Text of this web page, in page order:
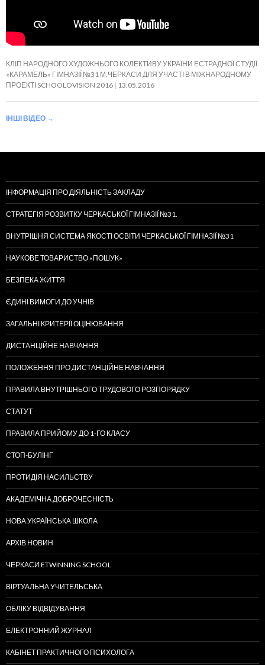
КЛІП НАРОДНОГО ХУДОЖНЬОГО КОЛЕКТИВУ УКРАЇНИ ЕСТРАДНОЇ СТУДІЇ
«КАРАМЕЛЬ» ГІМНАЗІЇ №31 М.ЧЕРКАСИ ДЛЯ УЧАСТІ В МІЖНАРОДНОМУ
ПРОЕКТІ SCHOOLOVISION 2016
13.05.2016
ІНШІ ВІДЕО →
ІНФОРМАЦІЯ ПРО ДІЯЛЬНІСТЬ ЗАКЛАДУ
СТРАТЕГІЯ РОЗВИТКУ ЧЕРКАСЬКОЇ ГІМНАЗІЇ №31.
ВНУТРІШНЯ СИСТЕМА ЯКОСТІ ОСВІТИ ЧЕРКАСЬКОЇ ГІМНАЗІЇ №31
НАУКОВЕ ТОВАРИСТВО «ПОШУК»
БЕЗПЕКА ЖИТТЯ
ЄДИНІ ВИМОГИ ДО УЧНІВ
ЗАГАЛЬНІ КРИТЕРІЇ ОЦІНЮВАННЯ
ДИСТАНЦІЙНЕ НАВЧАННЯ
ПОЛОЖЕННЯ ПРО ДИСТАНЦІЙНЕ НАВЧАННЯ
ПРАВИЛА ВНУТРІШНЬОГО ТРУДОВОГО РОЗПОРЯДКУ
СТАТУТ
ПРАВИЛА ПРИЙОМУ ДО 1-ГО КЛАСУ
СТОП-БУЛІНГ
ПРОТИДІЯ НАСИЛЬСТВУ
АКАДЕМІЧНА ДОБРОЧЕСНІСТЬ
НОВА УКРАЇНСЬКА ШКОЛА
АРХІВ НОВИН
ЧЕРКАСИ ETWINNING SCHOOL
ВІРТУАЛЬНА УЧИТЕЛЬСЬКА
ОБЛІКУ ВІДВІДУВАННЯ
ЕЛЕКТРОННИЙ ЖУРНАЛ
КАБІНЕТ ПРАКТИЧНОГО ПСИХОЛОГА